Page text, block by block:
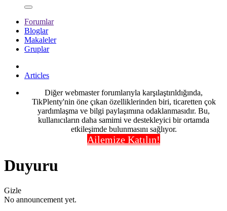
Forumlar
Bloglar
Makaleler
Gruplar
Articles
Diğer webmaster forumlarıyla karşılaştırıldığında,
TikPlenty'nin öne çıkan özelliklerinden biri, ticaretten çok
yardımlaşma ve bilgi paylaşımına odaklanmasıdır. Bu,
kullanıcıların daha samimi ve destekleyici bir ortamda
etkileşimde bulunmasını sağlıyor.
Ailemize Katılın!
Duyuru
Gizle
No announcement yet.